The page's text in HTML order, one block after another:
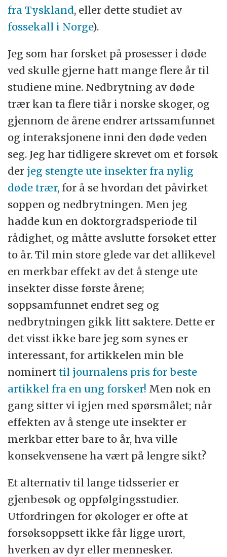
fra Tyskland, eller dette studiet av
fossekall i Norge).
Jeg som har forsket på prosesser i døde
ved skulle gjerne hatt mange flere år til
studiene mine. Nedbrytning av døde
trær kan ta flere tiår i norske skoger, og
gjennom de årene endrer artssamfunnet
og interaksjonene inni den døde veden
seg. Jeg har tidligere skrevet om et forsøk
der jeg stengte ute insekter fra nylig
døde trær, for å se hvordan det påvirket
soppen og nedbrytningen. Men jeg
hadde kun en doktorgradsperiode til
rådighet, og måtte avslutte forsøket etter
to år. Til min store glede var det allikevel
en merkbar effekt av det å stenge ute
insekter disse første årene;
soppsamfunnet endret seg og
nedbrytningen gikk litt saktere. Dette er
det visst ikke bare jeg som synes er
interessant, for artikkelen min ble
nominerttil journalens pris for beste
artikkel fra en ung forsker! Men nok en
gang sitter vi igjen med spørsmålet; når
effekten av å stenge ute insekter er
merkbar etter bare to år, hva ville
konsekvensene ha vært på lengre sikt?
Et alternativ til lange tidsserier er
gjenbesøk og oppfølgingsstudier.
Utfordringen for økologer er ofte at
forsøksoppsett ikke får ligge urørt,
hverken av dyr eller mennesker.